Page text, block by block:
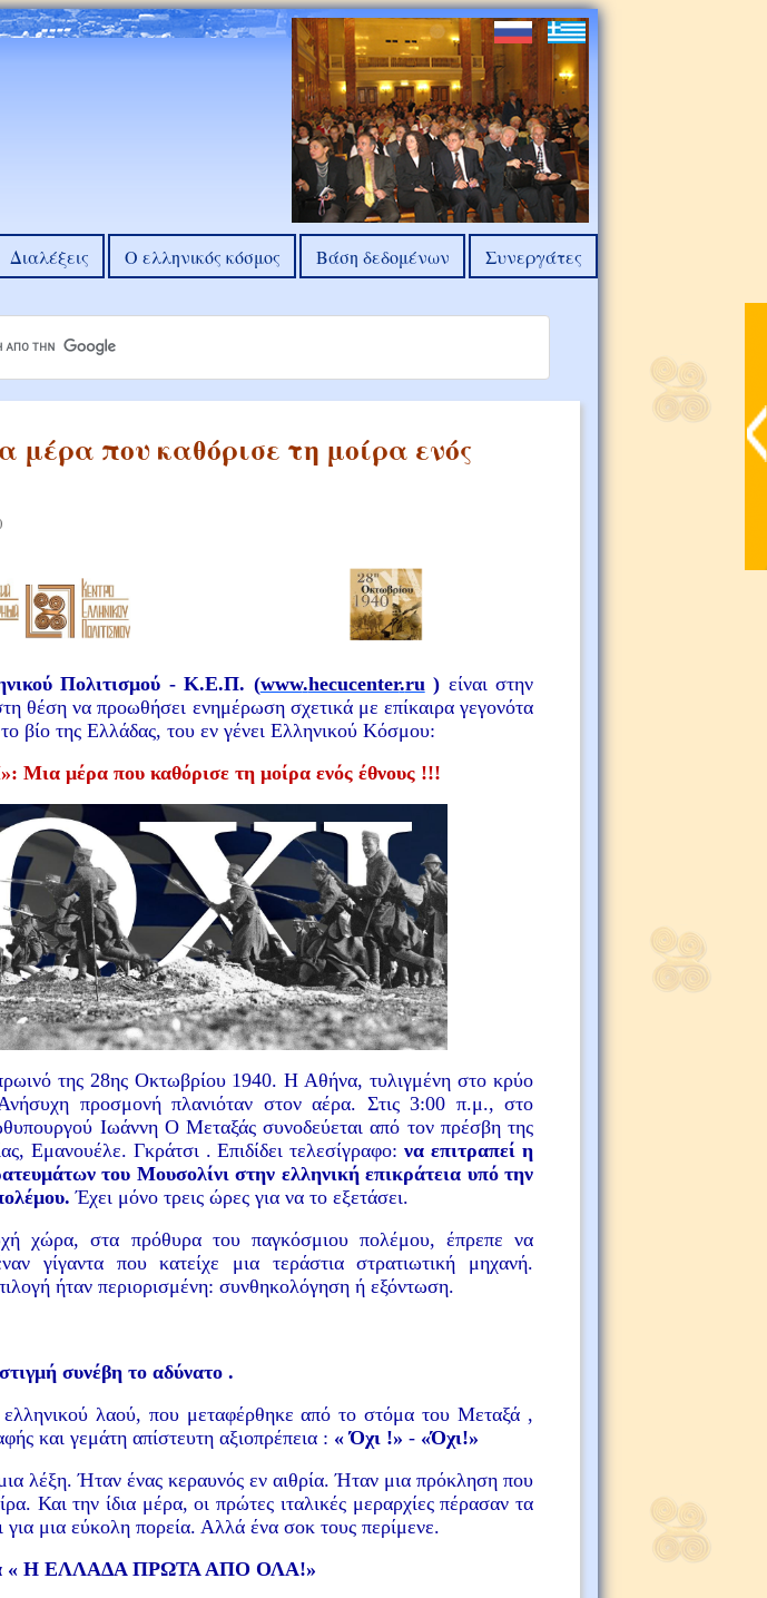
Διαλέξεις Ο ελληνικός κόσμος Βάση δεδομένων Συνεργάτες
μέρα που καθόρισε τη μοίρα ενός
Πολιτισμού - Κ.Ε.Π. (www.hecucenter.ru ) είναι στην
θέση να προωθήσει ενημέρωση σχετικά με επίκαιρα γεγονότα
το βίο της Ελλάδας, του εν γένει Ελληνικού Κόσμου:
Μια μέρα που καθόρισε τη μοίρα ενός έθνους !!!
της 28ης Οκτωβρίου 1940. Η Αθήνα, τυλιγμένη στο κρύο
προσμονή πλανιόταν στον αέρα. Στις 3:00 π.μ., στο
Ιωάννη Ο Μεταξάς συνοδεύεται από τον πρέσβη της
Εμανουέλε. Γκράτσι . Επιδίδει τελεσίγραφο:να επιτραπεί η
του Μουσολίνι στην ελληνική επικράτεια υπό την
Έχει μόνο τρεις ώρες για να το εξετάσει.
χώρα, στα πρόθυρα του παγκόσμιου πολέμου, έπρεπε να
γίγαντα που κατείχε μια τεράστια στρατιωτική μηχανή.
ήταν περιορισμένη: συνθηκολόγηση ή εξόντωση.
συνέβη το αδύνατο .
λαού, που μεταφέρθηκε από το στόμα του Μεταξά ,
και γεμάτη απίστευτη αξιοπρέπεια : « Όχι !» - «Όχι!»
λέξη. Ήταν ένας κεραυνός εν αιθρία. Ήταν μια πρόκληση που
Και την ίδια μέρα, οι πρώτες ιταλικές μεραρχίες πέρασαν τα
για μια εύκολη πορεία. Αλλά ένα σοκ τους περίμενε.
« Η ΕΛΛΑΔΑ ΠΡΩΤΑ ΑΠΟ ΟΛΑ!»